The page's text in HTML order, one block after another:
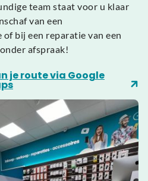
team staat voor u klaar
van een
bij een reparatie van een
afspraak!
je route via Google